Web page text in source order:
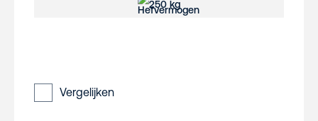
250 kg
Vergelijken